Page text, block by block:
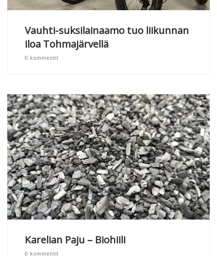
Vauhti-suksilainaamo tuo liikunnan
iloa Tohmajärvellä
0 kommentit
Karelian Paju – Biohiili
0 kommentit